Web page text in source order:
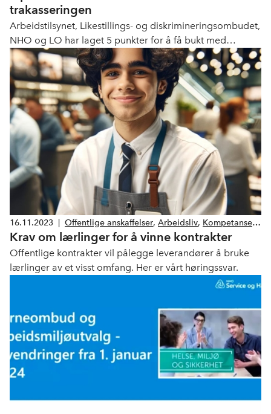
trakasseringen
Arbeidstilsynet, Likestillings- og diskrimineringsombudet,
NHO og LO har laget 5 punkter for å få bukt med
seksuell trakasseringen.
16.11.2023 Offentlige anskaffelser, Arbeidsliv, Kompetanse
og utdanning
Krav om lærlinger for å vinne kontrakter
Offentlige kontrakter vil pålegge leverandører å bruke
lærlinger av et visst omfang. Her er vårt høringssvar.